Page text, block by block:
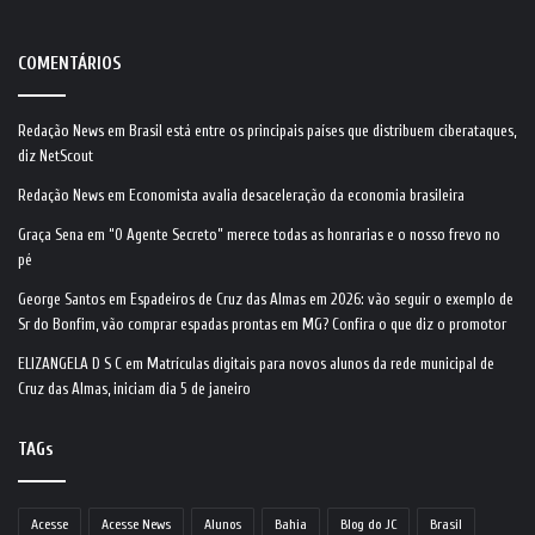
COMENTÁRIOS
Redação News em Brasil está entre os principais países que distribuem ciberataques,
diz NetScout
Redação News em Economista avalia desaceleração da economia brasileira
Graça Sena em “O Agente Secreto” merece todas as honrarias e o nosso frevo no
pé
George Santos em Espadeiros de Cruz das Almas em 2026: vão seguir o exemplo de
Sr do Bonfim, vão comprar espadas prontas em MG? Confira o que diz o promotor
ELIZANGELA D S C em Matrículas digitais para novos alunos da rede municipal de
Cruz das Almas, iniciam dia 5 de janeiro
TAGs
Acesse Acesse News Alunos Bahia Blog do JC Brasil